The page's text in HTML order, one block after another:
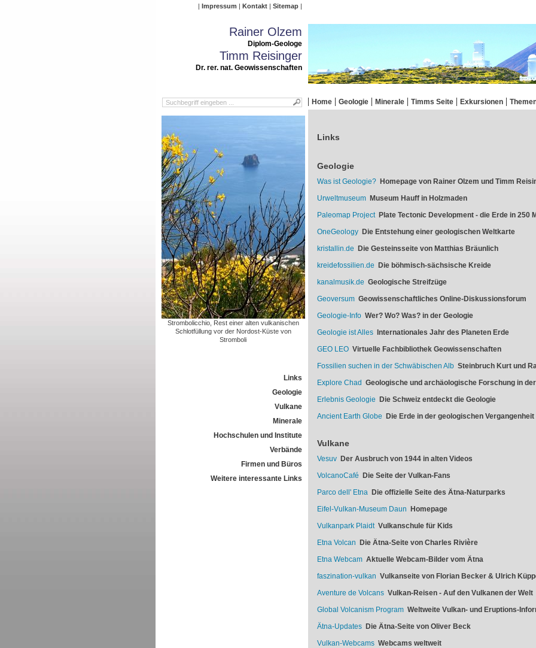
Impressum Kontakt Sitemap
Rainer Olzem
Diplom-Geologe
Timm Reisinger
Dr. rer. nat. Geowissenschaften
Home Geologie Minerale Timms Seite Exkursionen
Strombolicchio, Rest einer alten vulkanischen
Schlotfüllung vor der Nordost-Küste von
Stromboli
Links
Geologie
Vulkane
Minerale
Hochschulen und Institute
Verbände
Firmen und Büros
Weitere interessante Links
Links
Geologie
Was ist Geologie?Homepage von Rainer Olzem und Timm
UrweltmuseumMuseum Hauff in Holzmaden
Paleomap ProjectPlate Tectonic Development - die Erde in 250
OneGeologyDie Entstehung einer geologischen Weltkarte
kristallin.de Die Gesteinsseite von Matthias Bräunlich
kreidefossilien.de Die böhmisch-sächsische Kreide
kanalmusik.de Geologische Streifzüge
GeoversumGeowissenschaftliches Online-Diskussionsforum
Geologie-InfoWer? Wo? Was? in der Geologie
Geologie ist AllesInternationales Jahr des Planeten Erde
GEO LEOVirtuelle Fachbibliothek Geowissenschaften
Fossilien suchen in der Schwäbischen AlbSteinbruch Kurt und
Explore Chad Geologische und archäologische Forschung in
Erlebnis Geologie Die Schweiz entdeckt die Geologie
Ancient Earth Globe Die Erde in der geologischen Vergangenheit
Vulkane
VesuvDer Ausbruch von 1944 in alten Videos
VolcanoCafé Die Seite der Vulkan-Fans
Parco dell' EtnaDie offizielle Seite des Ätna-Naturparks
Eifel-Vulkan-Museum Daun Homepage
Vulkanpark PlaidtVulkanschule für Kids
Etna Volcan Die Ätna-Seite von Charles Rivière
Etna WebcamAktuelle Webcam-Bilder vom Ätna
faszination-vulkan Vulkanseite von Florian Becker & Ulrich
Aventure de VolcansVulkan-Reisen - Auf den Vulkanen der Welt
Global Volcanism ProgramWeltweite Vulkan- und Eruptions-
Ätna-UpdatesDie Ätna-Seite von Oliver Beck
Vulkan-WebcamsWebcams weltweit